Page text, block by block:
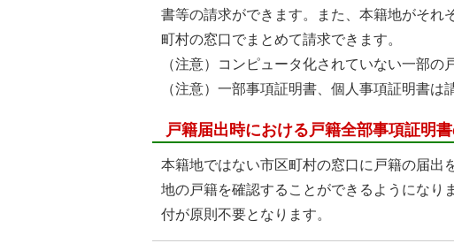
書等の請求ができます。また、本籍地がそれ
町村の窓口でまとめて請求できます。
（注意）コンピュータ化されていない一部の
（注意）一部事項証明書、個人事項証明書は
戸籍届出時における戸籍全部事項証明
本籍地ではない市区町村の窓口に戸籍の届出
地の戸籍を確認することができるようになり
付が原則不要となります。